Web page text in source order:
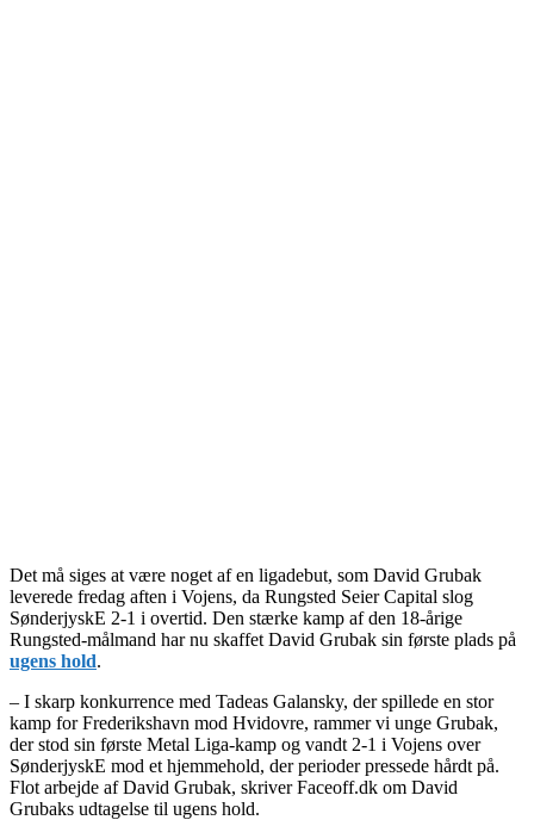
Det må siges at være noget af en ligadebut, som David Grubak
leverede fredag aften i Vojens, da Rungsted Seier Capital slog
SønderjyskE 2-1 i overtid. Den stærke kamp af den 18-årige
Rungsted-målmand har nu skaffet David Grubak sin første plads på
ugens hold.
– I skarp konkurrence med Tadeas Galansky, der spillede en stor
kamp for Frederikshavn mod Hvidovre, rammer vi unge Grubak,
der stod sin første Metal Liga-kamp og vandt 2-1 i Vojens over
SønderjyskE mod et hjemmehold, der perioder pressede hårdt på.
Flot arbejde af David Grubak, skriver Faceoff.dk om David
Grubaks udtagelse til ugens hold.